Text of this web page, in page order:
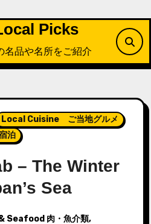
Picks
名品や名所をご紹介
Local Cuisine ご当地グルメ
泊
– The Winter
Sea
Seafood 肉・魚介類,